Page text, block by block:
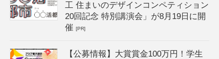
工 住まいのデザインコンペティション
20回記念 特別講演会」が8月19日に開
催[PR]
【公募情報】大賞賞金100万円！学生